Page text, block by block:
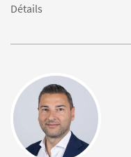
Détails